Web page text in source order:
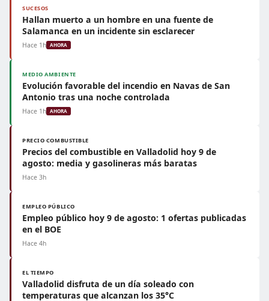
SUCESOS
Hallan muerto a un hombre en una fuente de
Salamanca en un incidente sin esclarecer
Hace 1h AHORA
MEDIO AMBIENTE
Evolución favorable del incendio en Navas de San
Antonio tras una noche controlada
Hace 1h AHORA
PRECIO COMBUSTIBLE
Precios del combustible en Valladolid hoy 9 de
agosto: media y gasolineras más baratas
Hace 3h
EMPLEO PÚBLICO
Empleo público hoy 9 de agosto: 1 ofertas publicadas
en el BOE
Hace 4h
EL TIEMPO
Valladolid disfruta de un día soleado con
temperaturas que alcanzan los 35°C